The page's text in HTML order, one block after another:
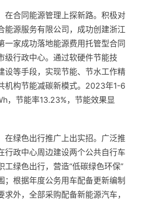
在合同能源管理上探新路。积极对
能源服务有限公司，成功创建浙江
一家成功落地能源费用托管型合同
级行政中心。通过软硬件节能技
设等手段，实现节能、节水工作精
机构节能减碳新模式。2023年1-6
，节能率13.23%，节能效果显
在绿色出行推广上出实招。广泛推
行政中心周边建设两个公共自行车
工绿色出行，营造“低碳绿色环保”
；根据年度公务用车配备更新编制
外，全部采购配备新能源汽车，